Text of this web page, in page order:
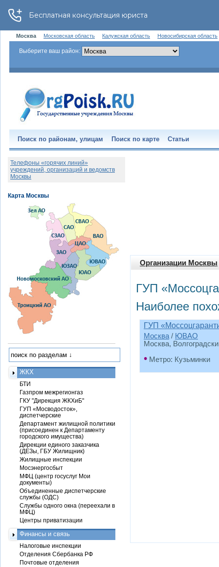
Москва Московская область Калужская область Новосибирская область
Выберите ваш район:
Поиск по районам, улицам Поиск по карте Статьи
Организации Москвы
ГУП
Наиболее
ГУП
Москва / ЮВАО
Москва,
• Метро: Кузьминки
Телефоны «горячих линий»
учреждений, организаций и ведомств
Москвы
ЖКХ
БТИ
Газпром межрегионгаз
ГКУ "Дирекция ЖКХиБ"
ГУП «Мосводосток»,
диспетчерские
Департамент жилищной политики
(присоединен к Департаменту
городского имущества)
Дирекции единого заказчика
(ДЕЗы, ГБУ Жилищник)
Жилищные инспекции
Мосэнергосбыт
МФЦ (центр госуслуг Мои
документы)
Объединенные диспетчерские
службы (ОДС)
Службы одного окна (переехали в
МФЦ)
Центры приватизации
Финансы и связь
Налоговые инспекции
Отделения Сбербанка РФ
Почтовые отделения